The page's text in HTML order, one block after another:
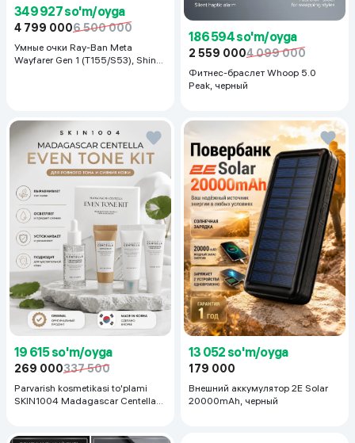
349 927 so'm/oyga
4 799 0006 500 000
Умные очки Ray-Ban Meta
Wayfarer Gen 1 (T155/S53), Shiny
186 594 so'm/oyga
2 559 0004 099 000
Фитнес-браслет Whoop 5.0
Peak, черный
19 615 so'm/oyga
269 000337 500
Parvarish kosmetikasi to'plami
SKIN1004 Madagascar Centella
13 052 so'm/oyga
179 000
Внешний аккумулятор 2E Solar
20000mAh, черный